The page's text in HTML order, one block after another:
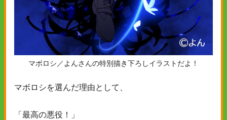
マボロシ／よんさんの特別描き下ろしイラストだよ！
マボロシを選んだ理由として、
「最高の悪役！」